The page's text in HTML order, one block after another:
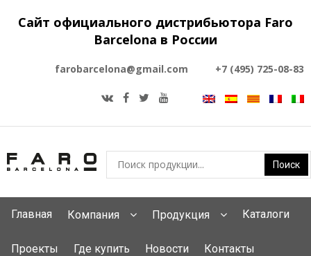
Сайт официального дистрибьютора Faro
Barcelona в России
farobarcelona@gmail.com +7 (495) 725-08-83
Главная Компания Продукция Каталоги
Проекты Где купить Новости Контакты